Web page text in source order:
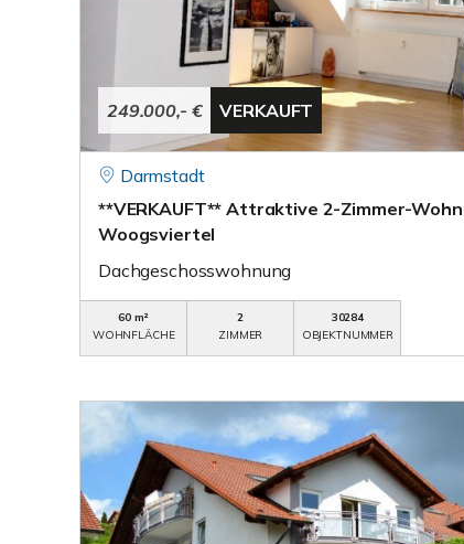
249.000,- € VERKAUFT
Darmstadt
**VERKAUFT** Attraktive 2-Zimmer-
Woogsviertel
Dachgeschosswohnung
60 m²
WOHNFLÄCHE
2
ZIMMER
30284
OBJEKTNUMMER